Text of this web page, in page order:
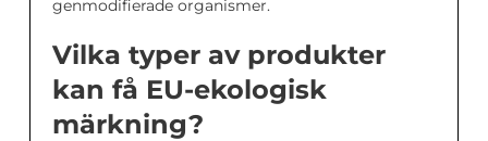
genmodifierade organismer.
Vilka typer av produkter
kan få EU-ekologisk
märkning?